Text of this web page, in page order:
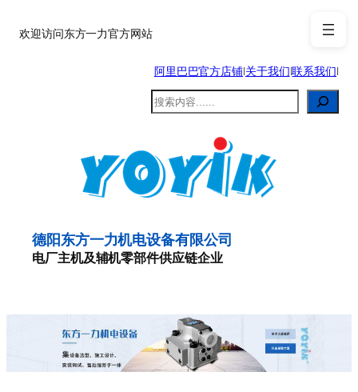
至欢迎访问东方一力官方网站
阿里巴巴官方店铺|关于我们|联系我们|
搜
索
德阳东方一力机电设备有限公司
电厂主机及辅机零部件供应链企业